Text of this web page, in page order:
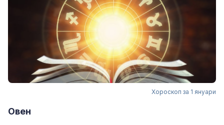
Хороскоп за 1 януари
Овен